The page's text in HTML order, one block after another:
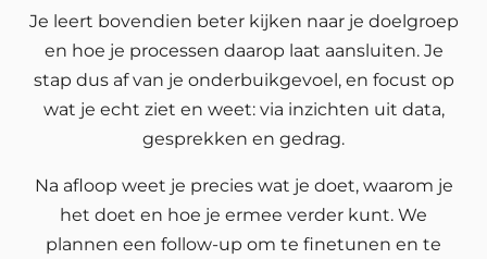
Je leert bovendien beter kijken naar je doelgroep
en hoe je processen daarop laat aansluiten. Je
stap dus af van je onderbuikgevoel, en focust op
wat je echt ziet en weet: via inzichten uit data,
gesprekken en gedrag.
Na afloop weet je precies wat je doet, waarom je
het doet en hoe je ermee verder kunt. We
plannen een follow-up om te finetunen en te